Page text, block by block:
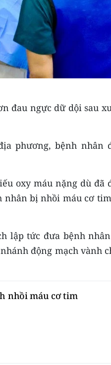
đau ngực dữ dội sau
phương, bệnh nhân
oxy máu nặng dù đã
nhân bị nhồi máu cơ
lập tức đưa bệnh
động mạch vành
nhồi máu cơ tim